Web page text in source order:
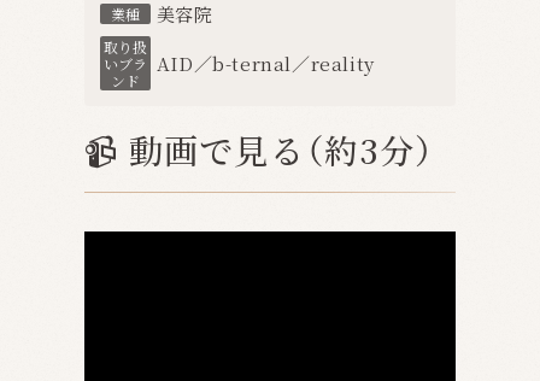
業種 美容院
取り扱
いブラ
ンド
AID／b-ternal／reality
📹 動画で見る（約3分）